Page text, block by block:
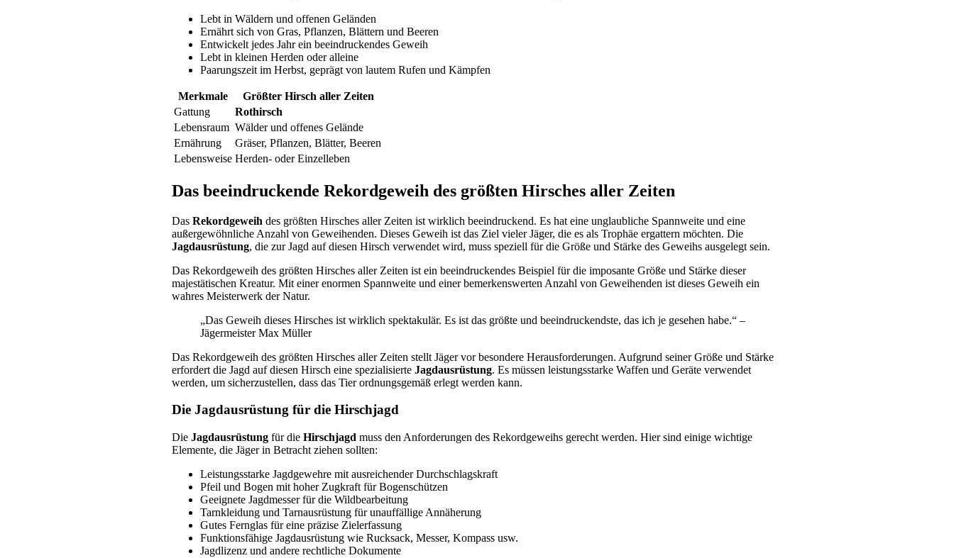
Lebt in Wäldern und offenen Geländen
Ernährt sich von Gras, Pflanzen, Blättern und Beeren
Entwickelt jedes Jahr ein beeindruckendes Geweih
Lebt in kleinen Herden oder alleine
Paarungszeit im Herbst, geprägt von lautem Rufen und Kämpfen
Merkmale
Größter Hirsch aller Zeiten
Gattung
Rothirsch
Lebensraum Wälder und offenes Gelände
Ernährung
Gräser, Pflanzen, Blätter, Beeren
Lebensweise Herden- oder Einzelleben
Das beeindruckende Rekordgeweih des größten Hirsches aller Zeiten
Das Rekordgeweih des größten Hirsches aller Zeiten ist wirklich beeindruckend. Es hat eine unglaubliche Spannweite und eine
außergewöhnliche Anzahl von Geweihenden. Dieses Geweih ist das Ziel vieler Jäger, die es als Trophäe ergattern möchten. Die
Jagdausrüstung, die zur Jagd auf diesen Hirsch verwendet wird, muss speziell für die Größe und Stärke des Geweihs ausgelegt sein.
Das Rekordgeweih des größten Hirsches aller Zeiten ist ein beeindruckendes Beispiel für die imposante Größe und Stärke dieser
majestätischen Kreatur. Mit einer enormen Spannweite und einer bemerkenswerten Anzahl von Geweihenden ist dieses Geweih ein
wahres Meisterwerk der Natur.
„Das Geweih dieses Hirsches ist wirklich spektakulär. Es ist das größte und beeindruckendste, das ich je gesehen habe.“ –
Jägermeister Max Müller
Das Rekordgeweih des größten Hirsches aller Zeiten stellt Jäger vor besondere Herausforderungen. Aufgrund seiner Größe und Stärke
erfordert die Jagd auf diesen Hirsch eine spezialisierte Jagdausrüstung. Es müssen leistungsstarke Waffen und Geräte verwendet
werden, um sicherzustellen, dass das Tier ordnungsgemäß erlegt werden kann.
Die Jagdausrüstung für die Hirschjagd
Die Jagdausrüstung für die Hirschjagd muss den Anforderungen des Rekordgeweihs gerecht werden. Hier sind einige wichtige
Elemente, die Jäger in Betracht ziehen sollten:
Leistungsstarke Jagdgewehre mit ausreichender Durchschlagskraft
Pfeil und Bogen mit hoher Zugkraft für Bogenschützen
Geeignete Jagdmesser für die Wildbearbeitung
Tarnkleidung und Tarnausrüstung für unauffällige Annäherung
Gutes Fernglas für eine präzise Zielerfassung
Funktionsfähige Jagdausrüstung wie Rucksack, Messer, Kompass usw.
Jagdlizenz und andere rechtliche Dokumente